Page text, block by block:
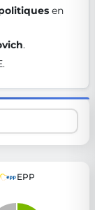
democracy
design,
accountability
en
.
EPP